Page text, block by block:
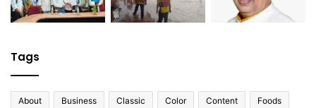
Tags
About Business Classic Color Content Foods